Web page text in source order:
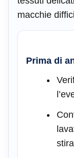
macchie
Prima di